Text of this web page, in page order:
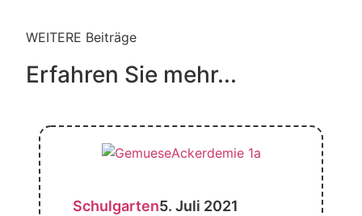
WEITERE Beiträge
Erfahren Sie mehr...
Schulgarten5. Juli 2021